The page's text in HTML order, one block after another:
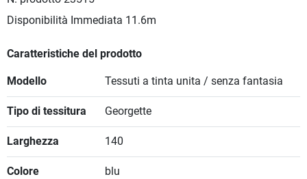
Disponibilità Immediata 11.6m
Caratteristiche del prodotto
Modello Tessuti a tinta unita / senza fantasia
Tipo di tessitura Georgette
Larghezza 140
Colore
blu